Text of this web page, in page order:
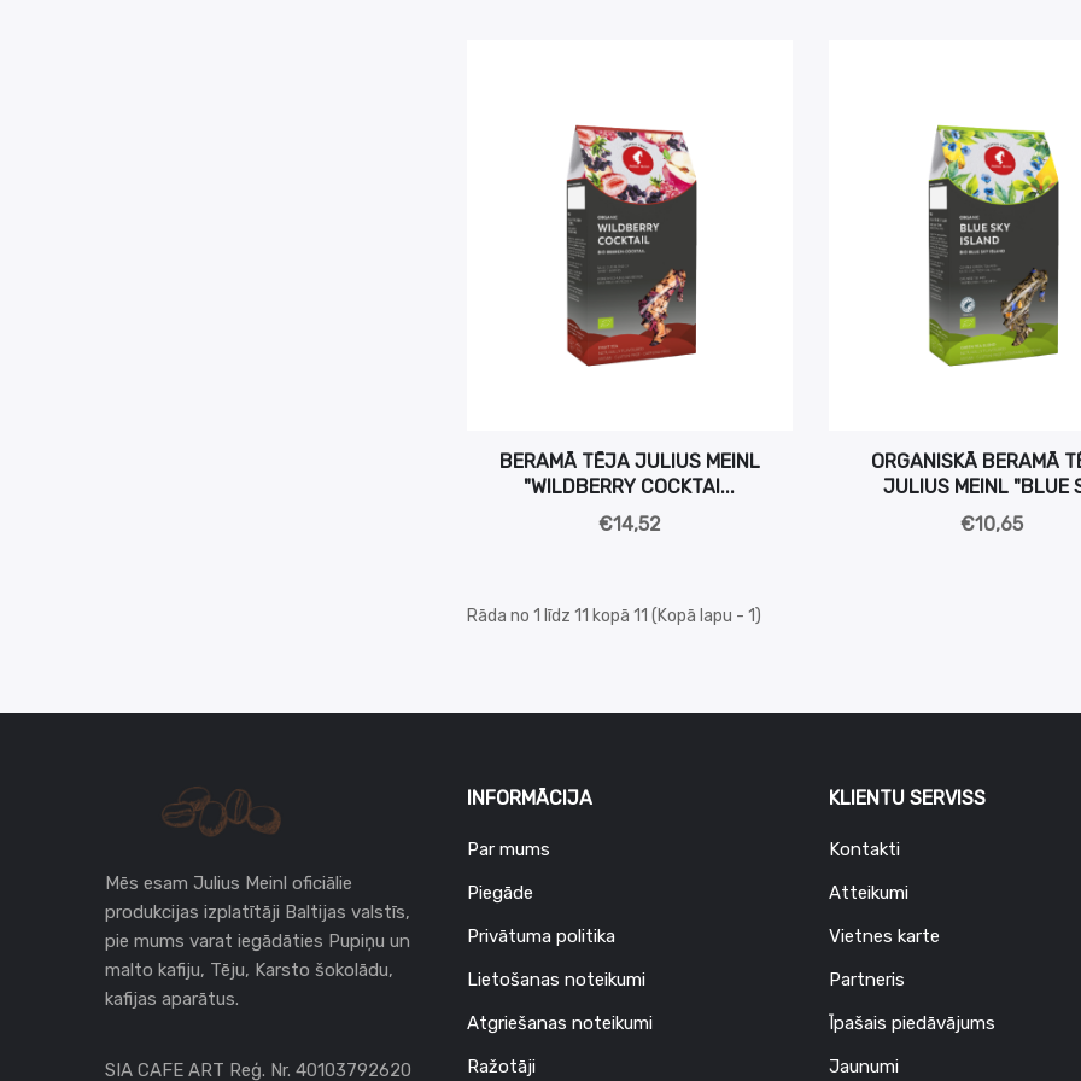
BERAMĀ TĒJA JULIUS MEINL
"WILDBERRY COCKTAI...
€14,52
ORGANISKĀ BERAMĀ
JULIUS MEINL "BLUE
€10,65
Rāda no 1 līdz 11 kopā 11 (Kopā lapu - 1)
Mēs esam Julius Meinl oficiālie
produkcijas izplatītāji Baltijas valstīs,
pie mums varat iegādāties Pupiņu un
malto kafiju, Tēju, Karsto šokolādu,
kafijas aparātus.
SIA CAFE ART Reģ. Nr. 40103792620
INFORMĀCIJA
Par mums
Piegāde
Privātuma politika
Lietošanas noteikumi
Atgriešanas noteikumi
Ražotāji
KLIENTU SERVISS
Kontakti
Atteikumi
Vietnes karte
Partneris
Īpašais piedāvājums
Jaunumi